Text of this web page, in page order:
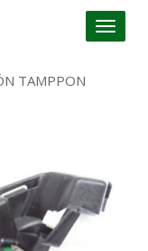
Toggle
TAMPPON